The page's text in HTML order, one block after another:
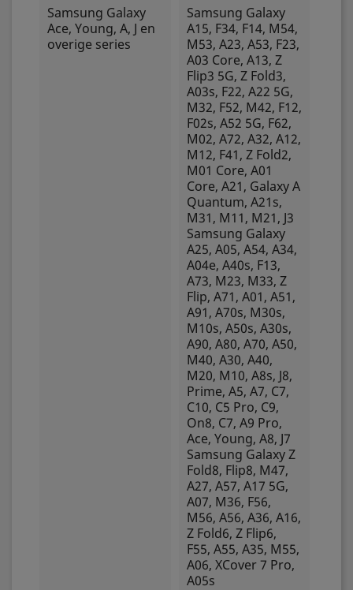
Samsung Galaxy
Ace, Young, A, J en
overige series
Samsung Galaxy
A15, F34, F14, M54,
M53, A23, A53, F23,
A03 Core, A13, Z
Flip3 5G, Z Fold3,
A03s, F22, A22 5G,
M32, F52, M42, F12,
F02s, A52 5G, F62,
M02, A72, A32, A12,
M12, F41, Z Fold2,
M01 Core, A01
Core, A21, Galaxy A
Quantum, A21s,
M31, M11, M21, J3
Samsung Galaxy
A25, A05, A54, A34,
A04e, A40s, F13,
A73, M23, M33, Z
Flip, A71, A01, A51,
A91, A70s, M30s,
M10s, A50s, A30s,
A90, A80, A70, A50,
M40, A30, A40,
M20, M10, A8s, J8,
Prime, A5, A7, C7,
C10, C5 Pro, C9,
On8, C7, A9 Pro,
Ace, Young, A8, J7
Samsung Galaxy Z
Fold8, Flip8, M47,
A27, A57, A17 5G,
A07, M36, F56,
M56, A56, A36, A16,
Z Fold6, Z Flip6,
F55, A55, A35, M55,
A06, XCover 7 Pro,
A05s